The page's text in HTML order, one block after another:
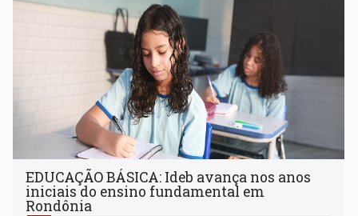
EDUCAÇÃO BÁSICA: Ideb avança nos anos
iniciais do ensino fundamental em
Rondônia